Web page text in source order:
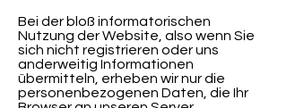
Bei der bloß informatorischen
Nutzung der Website, also wenn Sie
sich nicht registrieren oder uns
anderweitig Informationen
übermitteln, erheben wir nur die
personenbezogenen Daten, die Ihr